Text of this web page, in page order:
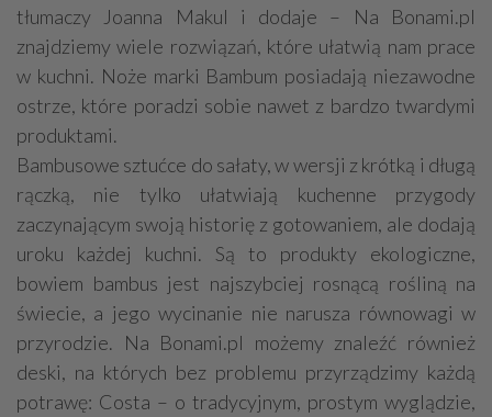
tłumaczy Joanna Makul i dodaje – Na Bonami.pl
znajdziemy wiele rozwiązań, które ułatwią nam prace
w kuchni. Noże marki Bambum posiadają niezawodne
ostrze, które poradzi sobie nawet z bardzo twardymi
produktami.
Bambusowe sztućce do sałaty, w wersji z krótką i długą
rączką, nie tylko ułatwiają kuchenne przygody
zaczynającym swoją historię z gotowaniem, ale dodają
uroku każdej kuchni. Są to produkty ekologiczne,
bowiem bambus jest najszybciej rosnącą rośliną na
świecie, a jego wycinanie nie narusza równowagi w
przyrodzie. Na Bonami.pl możemy znaleźć również
deski, na których bez problemu przyrządzimy każdą
potrawę: Costa – o tradycyjnym, prostym wyglądzie,